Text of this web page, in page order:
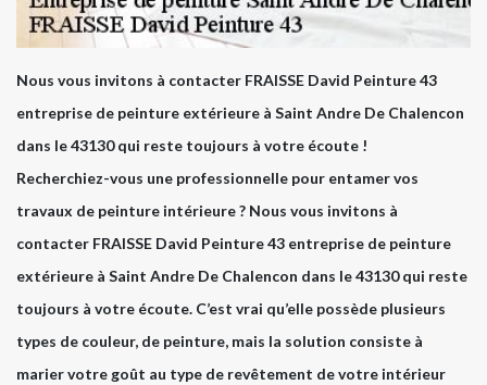
Nous vous invitons à contacter FRAISSE David Peinture 43
entreprise de peinture extérieure à Saint Andre De Chalencon
dans le 43130 qui reste toujours à votre écoute !
Recherchiez-vous une professionnelle pour entamer vos
travaux de peinture intérieure ? Nous vous invitons à
contacter FRAISSE David Peinture 43 entreprise de peinture
extérieure à Saint Andre De Chalencon dans le 43130 qui reste
toujours à votre écoute. C’est vrai qu’elle possède plusieurs
types de couleur, de peinture, mais la solution consiste à
marier votre goût au type de revêtement de votre intérieur